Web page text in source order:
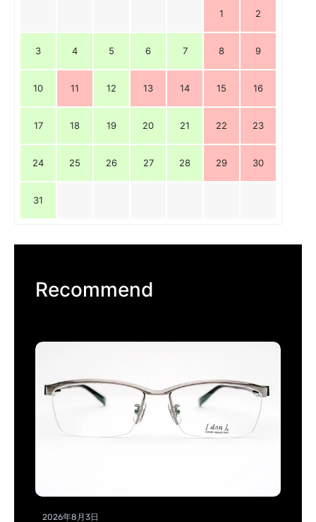
1 2
3 4 5 6 7 8 9
10 11 12 13 14 15 16
17 18 19 20 21 22 23
24 25 26 27 28 29 30
31
Recommend
2026年8月3日